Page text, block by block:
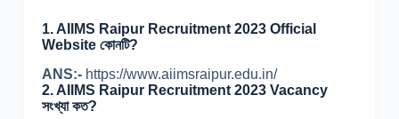
1. AIIMS Raipur Recruitment 2023 Official
Website কোনটি?
ANS:-https://www.aiimsraipur.edu.in/
2. AIIMS Raipur Recruitment 2023 Vacancy
সংখ্যা কত?